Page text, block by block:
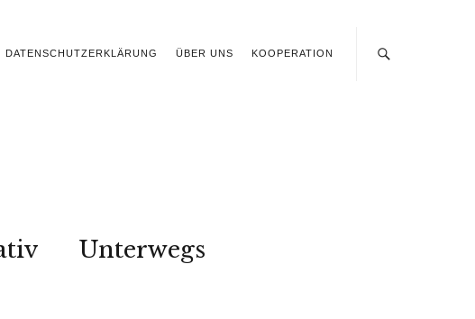
DATENSCHUTZERKLÄRUNG ÜBER UNS KOOPERATION
Unterwegs